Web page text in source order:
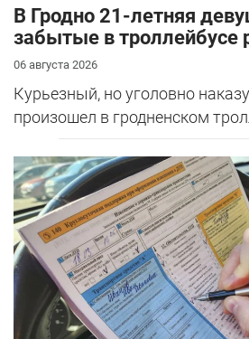
В Гродно 21-летняя
забытые в троллейбусе
06 августа 2026
Курьезный, но уголовно
произошел в гродненском